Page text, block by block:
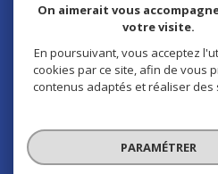
On aimerait vous
votre visite.
En poursuivant, vous acceptez
cookies par ce site, afin de vous
contenus adaptés et réaliser des
PARAMÉTRER